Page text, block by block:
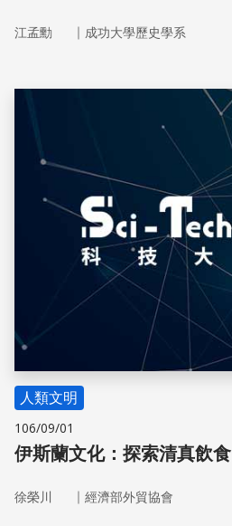
江孟勳 ｜ 成功大學歷史學系
人類文明
106/09/01
伊斯蘭文化：探索清真飲食
徐榮川 ｜ 經濟部外貿協會